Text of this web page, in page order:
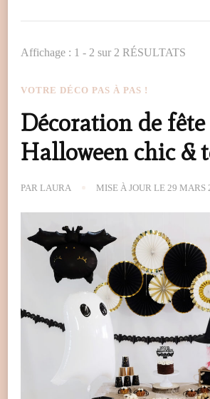
Affichage : 1 - 2 sur 2 RÉSULTATS
VOTRE DÉCO PAS À PAS !
Décoration de fête
Halloween chic &
PAR LAURA MISE À JOUR LE 29 MARS